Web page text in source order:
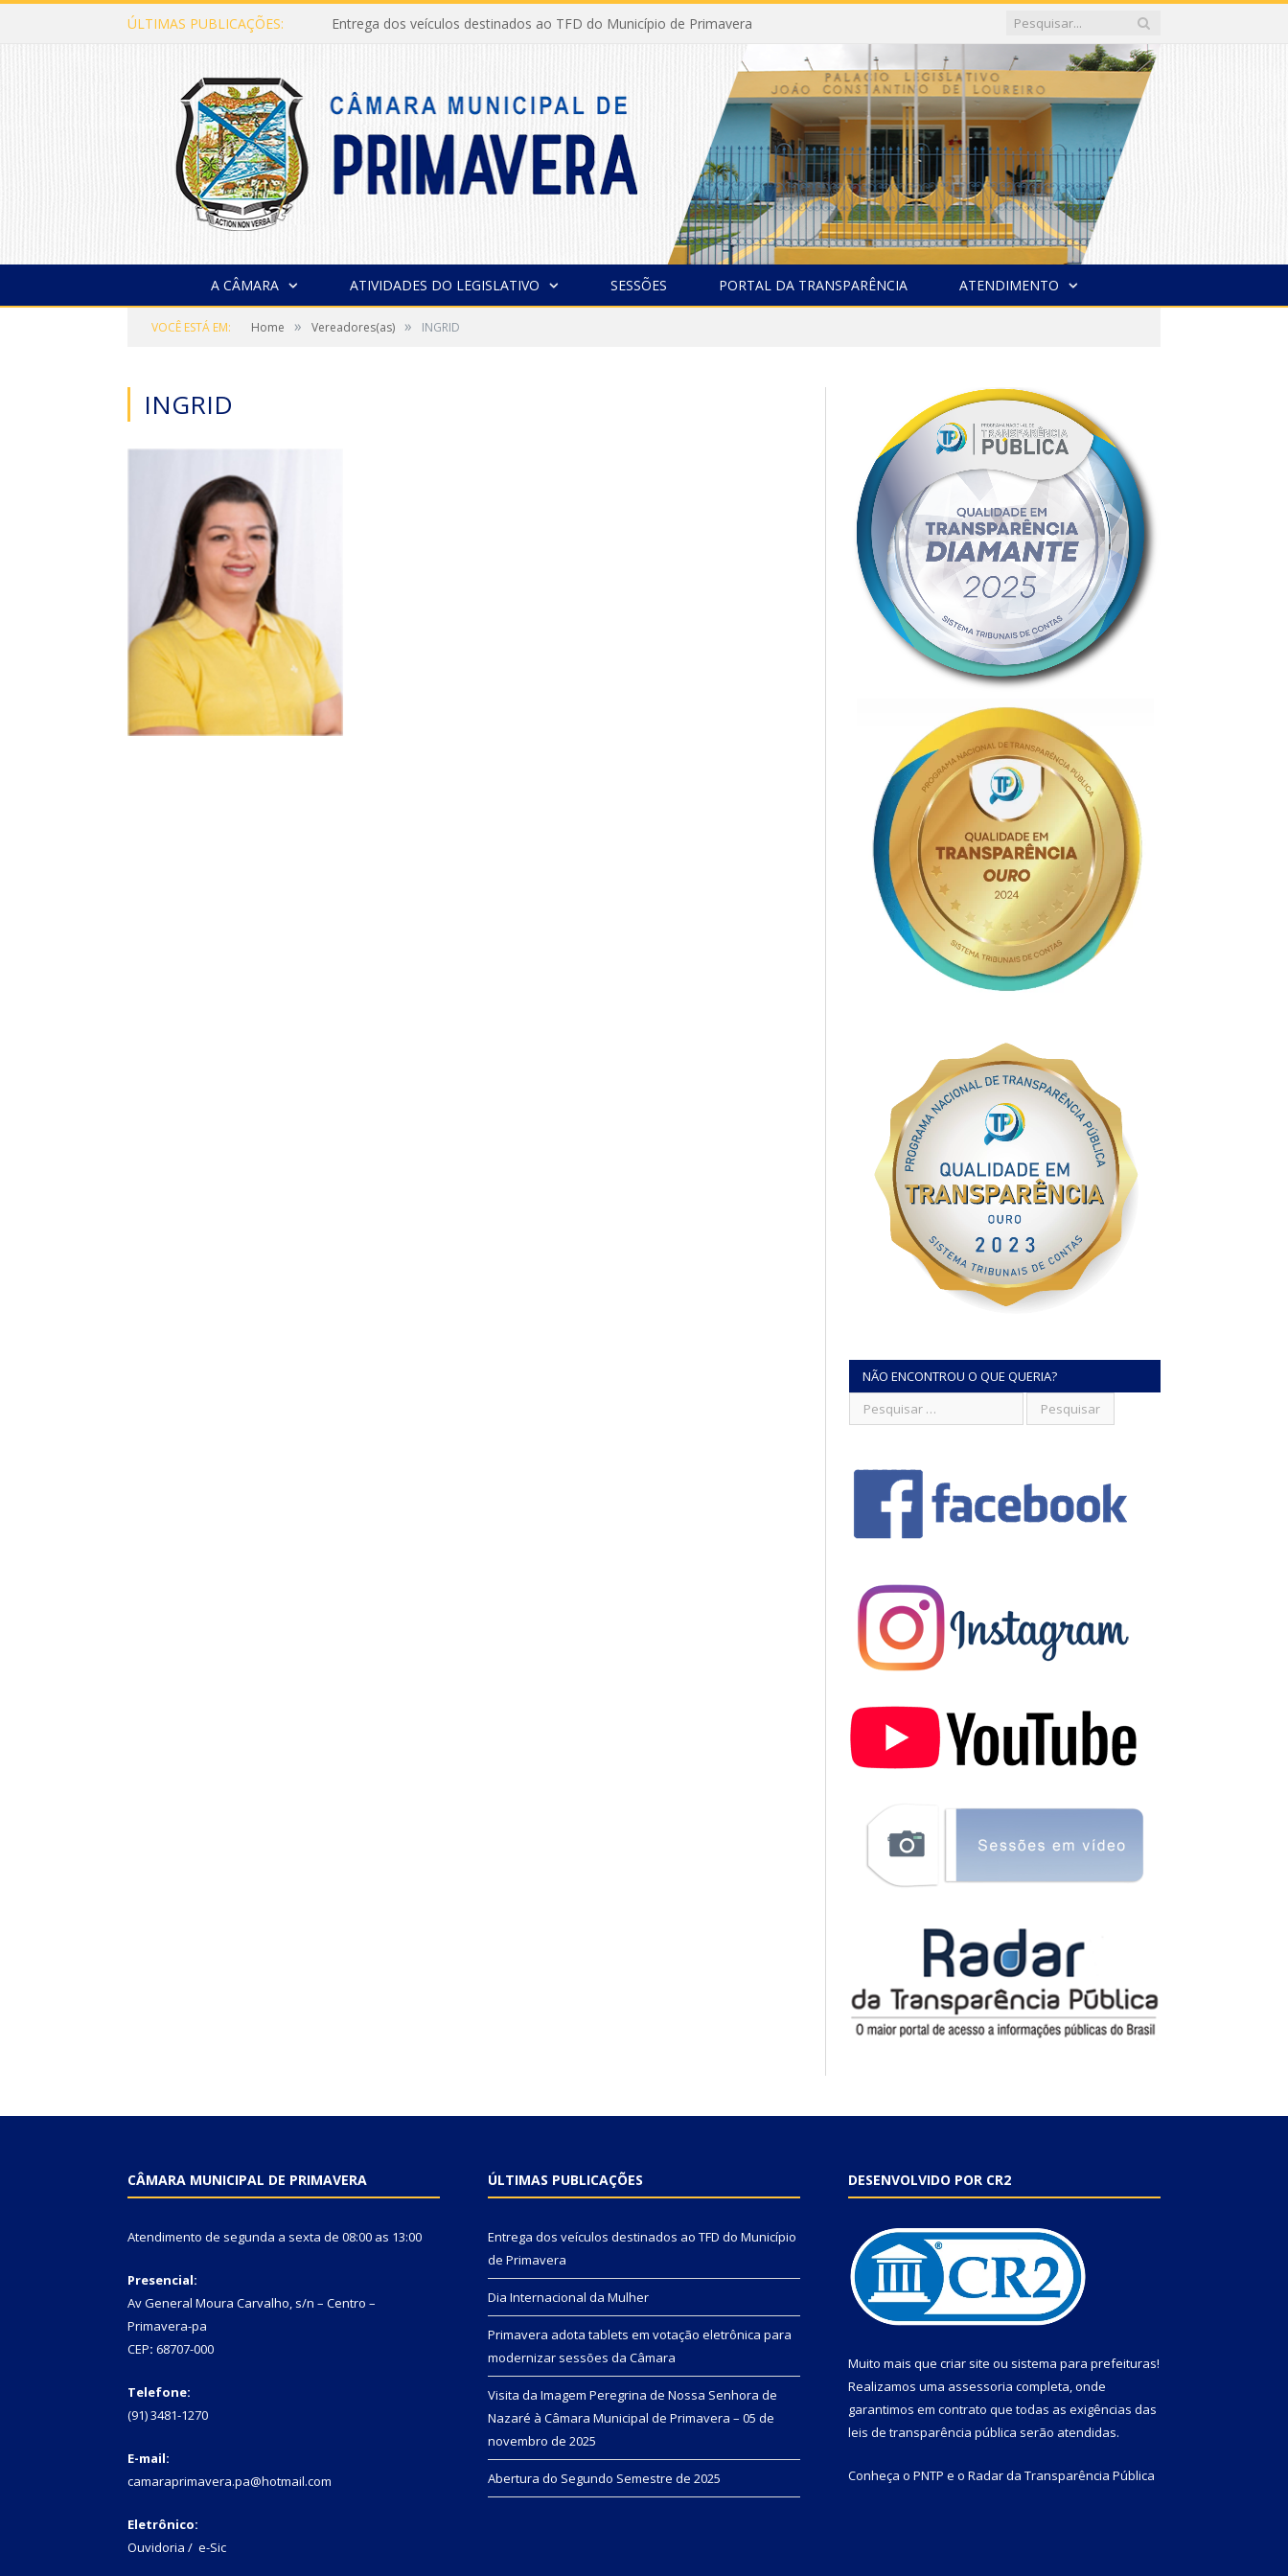
ÚLTIMAS PUBLICAÇÕES: Entrega dos veículos destinados ao TFD do Município de Primavera
A CÂMARA ATIVIDADES DO LEGISLATIVO SESSÕES PORTAL DA TRANSPARÊNCIA ATENDIMENTO
VOCÊ ESTÁ EM: Home » Vereadores(as) » INGRID
INGRID
NÃO ENCONTROU O QUE QUERIA?
CÂMARA MUNICIPAL DE PRIMAVERA
Atendimento de segunda a sexta de 08:00 as 13:00
Presencial:
Av General Moura Carvalho, s/n – Centro –
Primavera-pa
CEP: 68707-000
Telefone:
(91) 3481-1270
E-mail:
camaraprimavera.pa@hotmail.com
Eletrônico:
Ouvidoria / e-Sic
ÚLTIMAS PUBLICAÇÕES
Entrega dos veículos destinados ao TFD do Município
de Primavera
Dia Internacional da Mulher
Primavera adota tablets em votação eletrônica para
modernizar sessões da Câmara
Visita da Imagem Peregrina de Nossa Senhora de
Nazaré à Câmara Municipal de Primavera – 05 de
novembro de 2025
Abertura do Segundo Semestre de 2025
DESENVOLVIDO POR CR2
Muito mais que criar site ou sistema para prefeituras!
Realizamos uma assessoria completa, onde
garantimos em contrato que todas as exigências das
leis de transparência pública serão atendidas.
Conheça o PNTP e o Radar da Transparência Pública